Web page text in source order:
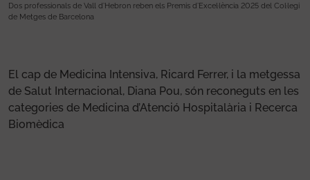
Dos professionals de Vall d’Hebron reben els Premis d’Excel·lència 2025 del Col·legi
de Metges de Barcelona
El cap de Medicina Intensiva, Ricard Ferrer, i la metgessa
de Salut Internacional, Diana Pou, són reconeguts en les
categories de Medicina d’Atenció Hospitalària i Recerca
Biomèdica